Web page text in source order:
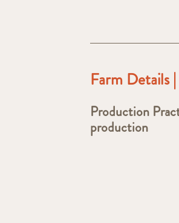
Farm Details
Production
production